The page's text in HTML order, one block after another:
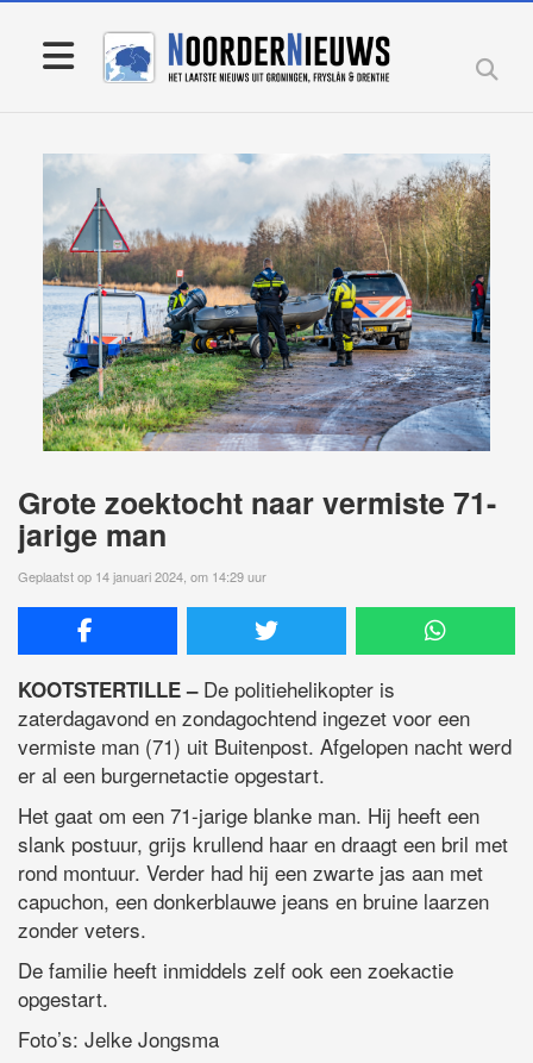
Grote zoektocht naar vermiste 71-
jarige man
Geplaatst op 14 januari 2024, om 14:29 uur
KOOTSTERTILLE –De politiehelikopter is
zaterdagavond en zondagochtend ingezet voor een
vermiste man (71) uit Buitenpost. Afgelopen nacht werd
er al een burgernetactie opgestart.
Het gaat om een 71-jarige blanke man. Hij heeft een
slank postuur, grijs krullend haar en draagt een bril met
rond montuur. Verder had hij een zwarte jas aan met
capuchon, een donkerblauwe jeans en bruine laarzen
zonder veters.
De familie heeft inmiddels zelf ook een zoekactie
opgestart.
Foto’s: Jelke Jongsma